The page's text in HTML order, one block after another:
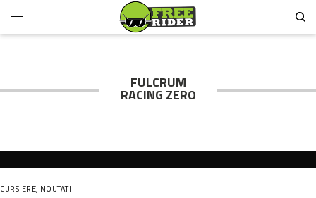
FULCRUM
RACING ZERO
CURSIERE, NOUTATI